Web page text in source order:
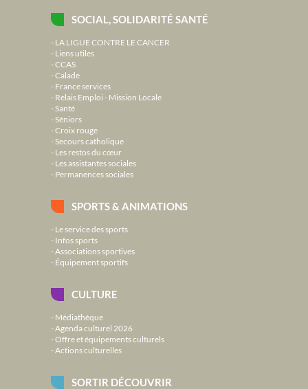
SOCIAL, SOLIDARITÉ SANTÉ
LA LIGUE CONTRE LE CANCER
Liens utiles
CCAS
Calade
France services
Relais Emploi - Mission Locale
Santé
Séniors
Croix rouge
Secours catholique
Les restos du cœur
Les assistantes sociales
Permanences sociales
SPORTS & ANIMATIONS
Le service des sports
Infos sports
Associations sportives
Équipement sportifs
CULTURE
Médiathèque
Agenda culturel 2026
Offre et équipements culturels
Actions culturelles
SORTIR DÉCOUVRIR